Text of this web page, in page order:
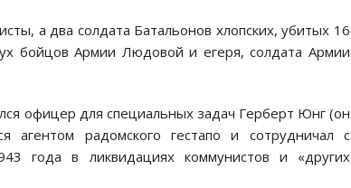
а два солдата Батальонов хлопских, убитых 16
бойцов Армии Людовой и егеря, солдата Армии
офицер для специальных задач Герберт Юнг (он
радомского гестапо и сотрудничал с
года в ликвидациях коммунистов и «других